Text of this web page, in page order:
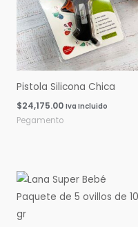
Pistola Silicona Chica
$24,175.00 Iva Incluido
Pegamento
Rango
de
precios: